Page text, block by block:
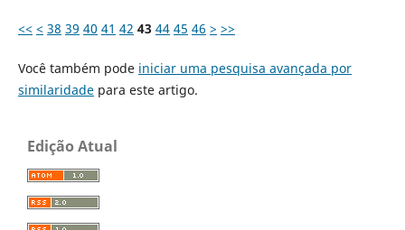
<< < 38 39 40 41 42 43 44 45 46 > >>
Você também pode iniciar uma pesquisa avançada por
similaridadepara este artigo.
Edição Atual